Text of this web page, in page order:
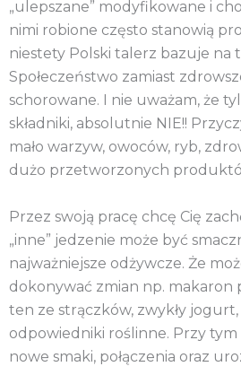
„ulepszane” modyfikowane i
nimi robione często stanowią
niestety Polski talerz bazuje na
Społeczeństwo zamiast
schorowane. I nie uważam, że
składniki, absolutnie NIE!!
mało warzyw, owoców, ryb,
dużo przetworzonych
Przez swoją pracę chcę Cię
„inne” jedzenie może być
najważniejsze odżywcze. Że
dokonywać zmian np. makaron
ten ze strączków, zwykły
odpowiedniki roślinne. Przy tym
nowe smaki, połączenia oraz